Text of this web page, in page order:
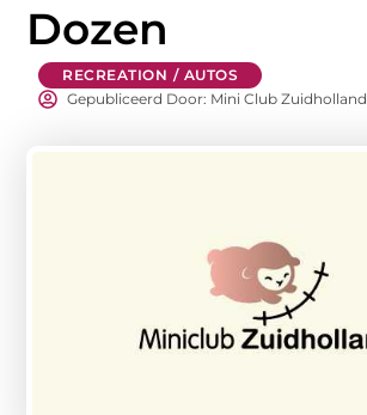
Dozen
RECREATION / AUTOS
Gepubliceerd Door: Mini Club Zuidholland